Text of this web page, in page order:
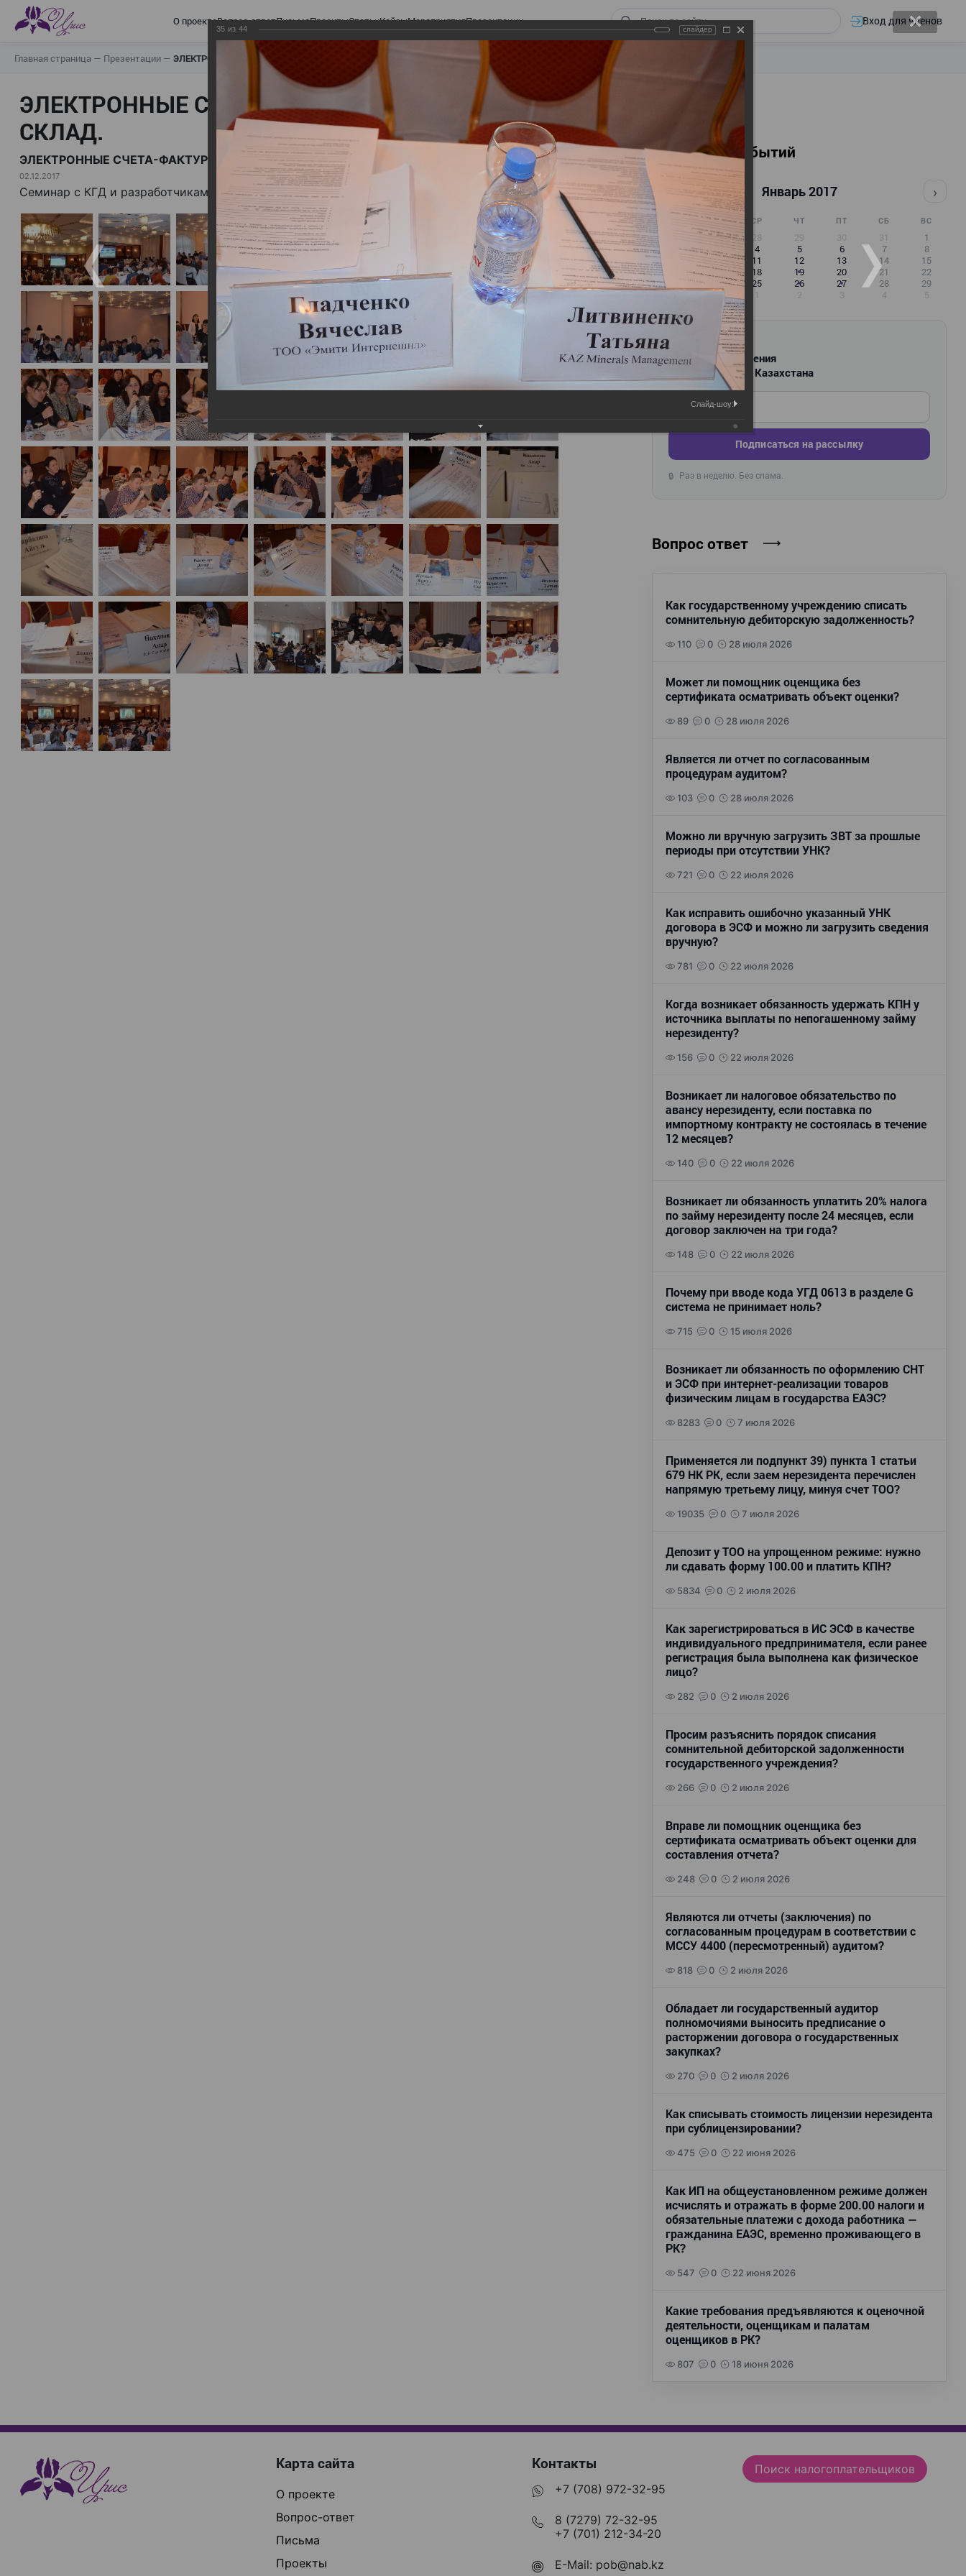
О проектеВопрос-ответПисьмаПроектыСтатьиКейсыМероприятияПрезентации Вход для членов
Главная страница — Презентации — ЭЛЕКТРОННЫЕ СЧЕТА-ФАКТУРЫ. ВИРТУАЛЬНЫЙ СКЛАД.
ЭЛЕКТРОННЫЕ СЧЕТА-ФАКТУРЫ. ВИРТУАЛЬНЫЙ
СКЛАД.
ЭЛЕКТРОННЫЕ СЧЕТА-ФАКТУРЫ. ВИРТУАЛЬНЫЙ СКЛАД.
02.12.2017
Семинар с КГД и разработчиками
Календарь событий
Январь 2017 ›
ВТ СР ЧТ ПТ СБ ВС
27 28 29 30 31
1
3 4 5 6 7
8
10 11 12 13 14
15
17 18 19 20 21
22
25 26 27 28
29
30
31 1 2 3 4 5
РАССЫЛКА
Новости и изменения
для бухгалтеров Казахстана
Введите ваш e-mail
Подписаться на рассылку
🔒 Раз в неделю. Без спама.
Вопрос ответ
Как государственному учреждению списать
сомнительную дебиторскую задолженность?
110 0 28 июля 2026
Может ли помощник оценщика без
сертификата осматривать объект оценки?
89 0 28 июля 2026
Является ли отчет по согласованным
процедурам аудитом?
103 0 28 июля 2026
Можно ли вручную загрузить ЗВТ за прошлые
периоды при отсутствии УНК?
721 0 22 июля 2026
Как исправить ошибочно указанный УНК
договора в ЭСФ и можно ли загрузить сведения
вручную?
781 0 22 июля 2026
Когда возникает обязанность удержать КПН у
источника выплаты по непогашенному займу
нерезиденту?
156 0 22 июля 2026
Возникает ли налоговое обязательство по
авансу нерезиденту, если поставка по
импортному контракту не состоялась в течение
12 месяцев?
140 0 22 июля 2026
Возникает ли обязанность уплатить 20% налога
по займу нерезиденту после 24 месяцев, если
договор заключен на три года?
148 0 22 июля 2026
Почему при вводе кода УГД 0613 в разделе G
система не принимает ноль?
715 0 15 июля 2026
Возникает ли обязанность по оформлению СНТ
и ЭСФ при интернет-реализации товаров
физическим лицам в государства ЕАЭС?
8283 0 7 июля 2026
Применяется ли подпункт 39) пункта 1 статьи
679 НК РК, если заем нерезидента перечислен
напрямую третьему лицу, минуя счет ТОО?
19035 0 7 июля 2026
Депозит у ТОО на упрощенном режиме: нужно
ли сдавать форму 100.00 и платить КПН?
5834 0 2 июля 2026
Как зарегистрироваться в ИС ЭСФ в качестве
индивидуального предпринимателя, если ранее
регистрация была выполнена как физическое
лицо?
282 0 2 июля 2026
Просим разъяснить порядок списания
сомнительной дебиторской задолженности
государственного учреждения?
266 0 2 июля 2026
Вправе ли помощник оценщика без
сертификата осматривать объект оценки для
составления отчета?
248 0 2 июля 2026
Являются ли отчеты (заключения) по
согласованным процедурам в соответствии с
МССУ 4400 (пересмотренный) аудитом?
818 0 2 июля 2026
Обладает ли государственный аудитор
полномочиями выносить предписание о
расторжении договора о государственных
закупках?
270 0 2 июля 2026
Как списывать стоимость лицензии нерезидента
при сублицензировании?
475 0 22 июня 2026
Как ИП на общеустановленном режиме должен
исчислять и отражать в форме 200.00 налоги и
обязательные платежи с дохода работника —
гражданина ЕАЭС, временно проживающего в
РК?
547 0 22 июня 2026
Какие требования предъявляются к оценочной
деятельности, оценщикам и палатам
оценщиков в РК?
807 0 18 июня 2026
Карта сайта
О проекте
Вопрос-ответ
Письма
Проекты
Контакты
+7 (708) 972-32-95
8 (7279) 72-32-95
+7 (701) 212-34-20
E-Mail: pob@nab.kz
Поиск налогоплательщиков
35 из 44 слайдер
Слайд-шоу: